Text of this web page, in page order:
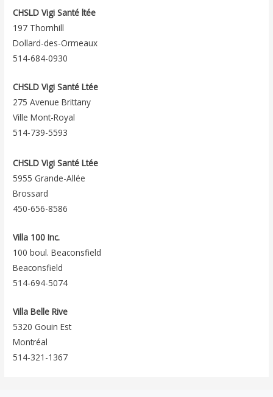
CHSLD Vigi Santé ltée
197 Thornhill
Dollard-des-Ormeaux
514-684-0930
CHSLD Vigi Santé Ltée
275 Avenue Brittany
Ville Mont-Royal
514-739-5593
CHSLD Vigi Santé Ltée
5955 Grande-Allée
Brossard
450-656-8586
Villa 100 Inc.
100 boul. Beaconsfield
Beaconsfield
514-694-5074
Villa Belle Rive
5320 Gouin Est
Montréal
514-321-1367